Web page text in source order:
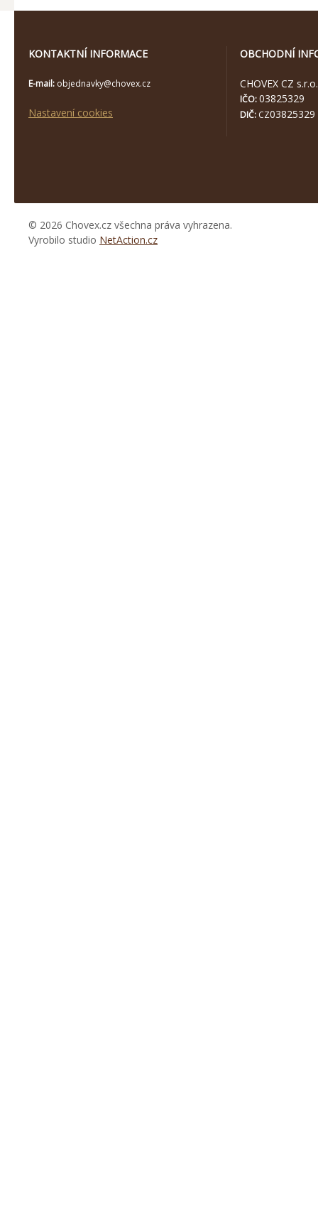
KONTAKTNÍ INFORMACE
E-mail: objednavky@chovex.cz
Nastavení cookies
OBCHODNÍ
CHOVEX CZ s.r.o.
IČO:03825329
DIČ: CZ03825329
© 2026 Chovex.cz všechna práva vyhrazena.
Vyrobilo studio NetAction.cz